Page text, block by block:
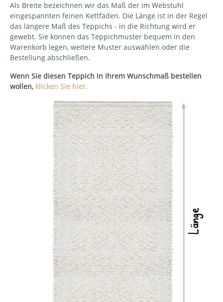
Als Breite bezeichnen wir das Maß der im Webstuhl
eingespannten feinen Kettfäden. Die Länge ist in der Regel
das längere Maß des Teppichs - in die Richtung wird er
gewebt. Sie können das Teppichmuster bequem in den
Warenkorb legen, weitere Muster auswählen oder die
Bestellung abschließen.
Wenn Sie diesen Teppich in Ihrem Wunschmaß bestellen
wollen, klicken Sie hier.